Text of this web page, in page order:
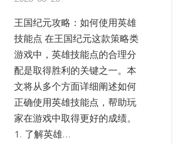
王国纪元攻略：如何使用英雄
技能点 在王国纪元这款策略类
游戏中，英雄技能点的合理分
配是取得胜利的关键之一。本
文将从多个方面详细阐述如何
正确使用英雄技能点，帮助玩
家在游戏中取得更好的成绩。
1. 了解英雄...